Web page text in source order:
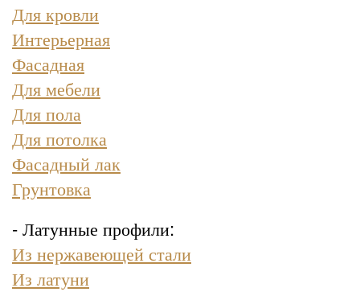
Для кровли
Интерьерная
Фасадная
Для мебели
Для пола
Для потолка
Фасадный лак
Грунтовка
- Латунные профили:
Из нержавеющей стали
Из латуни